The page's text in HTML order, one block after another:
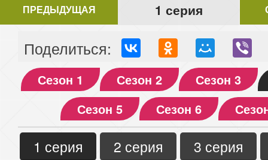
ПРЕДЫДУЩАЯ 1 серия
Поделиться:
Сезон 1 Сезон 2
Сезон 3
Сезон 5
Сезон 6
1 серия 2 серия
3 серия